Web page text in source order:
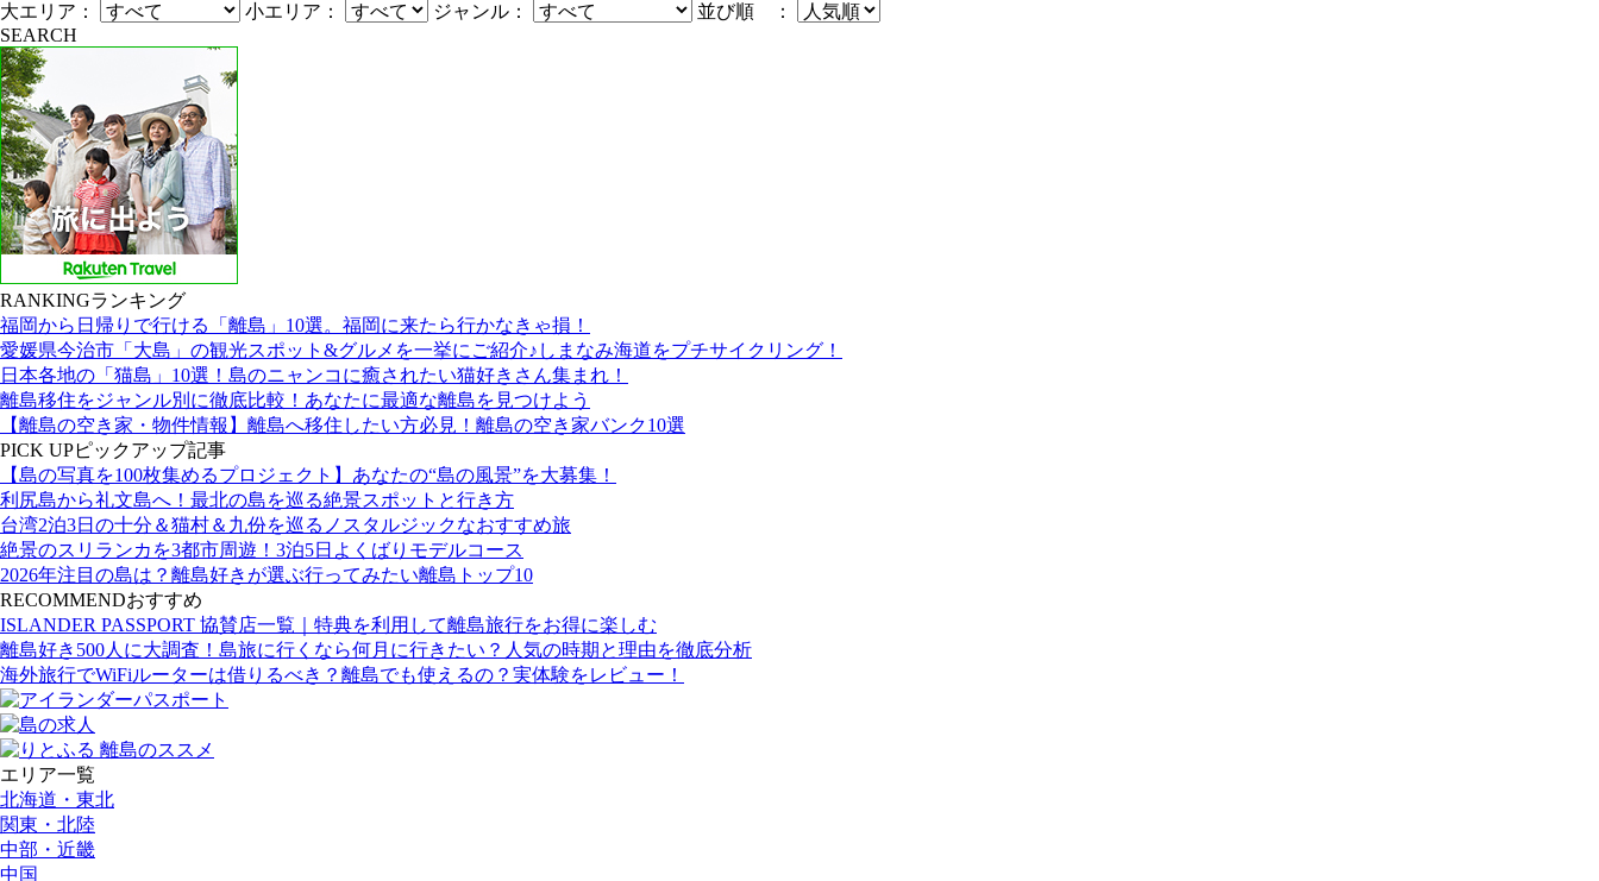
大エリア：
小エリア： ジャンル：
並び順 ：
SEARCH
RANKINGランキング
福岡から日帰りで行ける「離島」10選。福岡に来たら行かなきゃ損！
愛媛県今治市「大島」の観光スポット&グルメを一挙にご紹介♪しまなみ海道をプチサイクリング！
日本各地の「猫島」10選！島のニャンコに癒されたい猫好きさん集まれ！
離島移住をジャンル別に徹底比較！あなたに最適な離島を見つけよう
【離島の空き家・物件情報】離島へ移住したい方必見！離島の空き家バンク10選
PICK UPピックアップ記事
【島の写真を100枚集めるプロジェクト】あなたの“島の風景”を大募集！
利尻島から礼文島へ！最北の島を巡る絶景スポットと行き方
台湾2泊3日の十分＆猫村＆九份を巡るノスタルジックなおすすめ旅
絶景のスリランカを3都市周遊！3泊5日よくばりモデルコース
2026年注目の島は？離島好きが選ぶ行ってみたい離島トップ10
RECOMMENDおすすめ
ISLANDER PASSPORT 協賛店一覧｜特典を利用して離島旅行をお得に楽しむ
離島好き500人に大調査！島旅に行くなら何月に行きたい？人気の時期と理由を徹底分析
海外旅行でWiFiルーターは借りるべき？離島でも使えるの？実体験をレビュー！
エリア一覧
北海道・東北
関東・北陸
中部・近畿
中国